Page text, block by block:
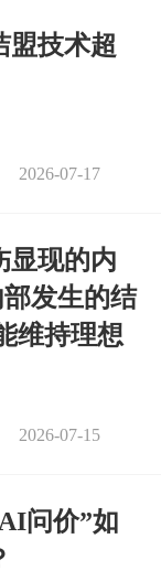
盟技术超
2026-07-17
显现的内
发生的结
维持理想
2026-07-15
问价”如